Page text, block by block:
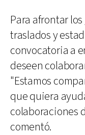
Para afrontar
traslados y
convocatoria a
deseen
"Estamos
que quiera
colaboraciones
comentó.